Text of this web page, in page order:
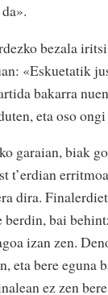
bezala
«Eskuetatik
bakarra
eta oso
garaian, biak
t’erdian
dira.
berdin, bai
izan zen.
eta bere eguna
ez zen